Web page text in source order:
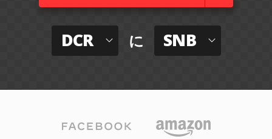
DCR に SNB